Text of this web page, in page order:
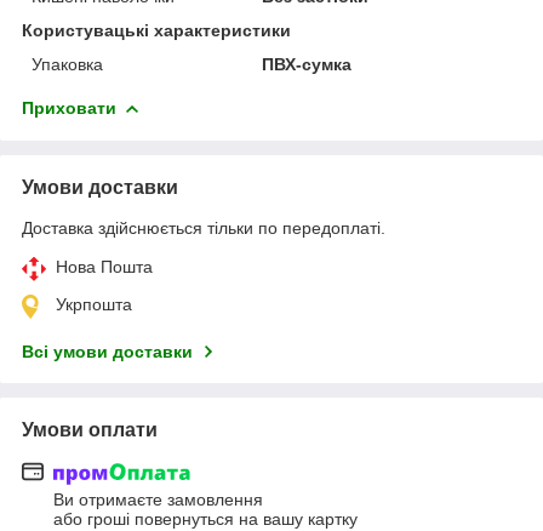
Користувацькі характеристики
Упаковка
ПВХ-сумка
Приховати
Умови доставки
Доставка здійснюється тільки по передоплаті.
Нова Пошта
Укрпошта
Всі умови доставки
Умови оплати
Ви отримаєте замовлення
або гроші повернуться на вашу картку